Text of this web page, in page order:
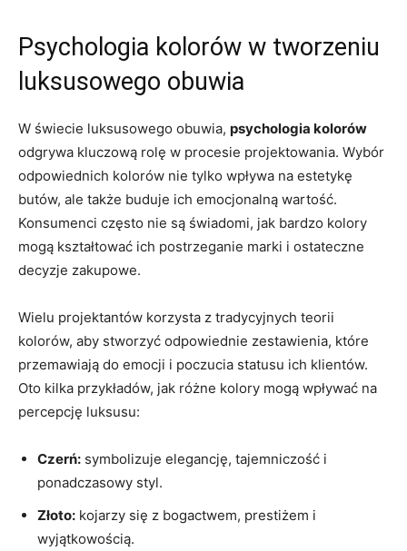
Psychologia kolorów w tworzeniu
luksusowego obuwia
W świecie luksusowego obuwia, psychologia kolorów
odgrywa kluczową rolę w procesie projektowania. Wybór
odpowiednich kolorów nie tylko wpływa na estetykę
butów, ale także buduje ich emocjonalną wartość.
Konsumenci często nie są świadomi, jak bardzo kolory
mogą kształtować ich postrzeganie marki i ostateczne
decyzje zakupowe.
Wielu projektantów korzysta z tradycyjnych teorii
kolorów, aby stworzyć odpowiednie zestawienia, które
przemawiają do emocji i poczucia statusu ich klientów.
Oto kilka przykładów, jak różne kolory mogą wpływać na
percepcję luksusu:
Czerń: symbolizuje elegancję, tajemniczość i
ponadczasowy styl.
Złoto: kojarzy się z bogactwem, prestiżem i
wyjątkowością.